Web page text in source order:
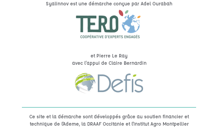
Syalinnov est une démarche conçue par Adel Ourabah
et Pierre Le Ray
avec l’appui de Claire Bernardin
Ce site et la démarche sont développés grâce au soutien financier et
technique de l'Ademe, la DRAAF Occitanie et l'Institut Agro Montpellier